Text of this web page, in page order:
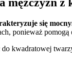
się
ponieważ pomogą
kwadratowej